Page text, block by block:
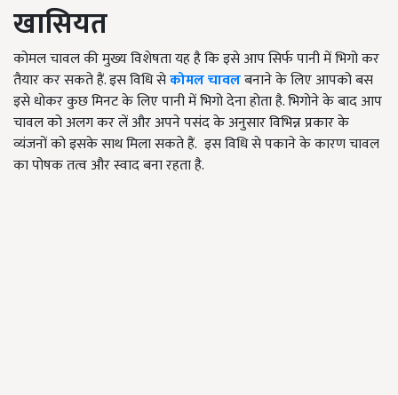
खासियत
कोमल चावल की मुख्य विशेषता यह है कि इसे आप सिर्फ पानी में भिगो कर
तैयार कर सकते हैं. इस विधि सेकोमल चावलबनाने के लिए आपको बस
इसे धोकर कुछ मिनट के लिए पानी में भिगो देना होता है. भिगोने के बाद आप
चावल को अलग कर लें और अपने पसंद के अनुसार विभिन्न प्रकार के
व्यंजनों को इसके साथ मिला सकते हैं. इस विधि से पकाने के कारण चावल
का पोषक तत्व और स्वाद बना रहता है.